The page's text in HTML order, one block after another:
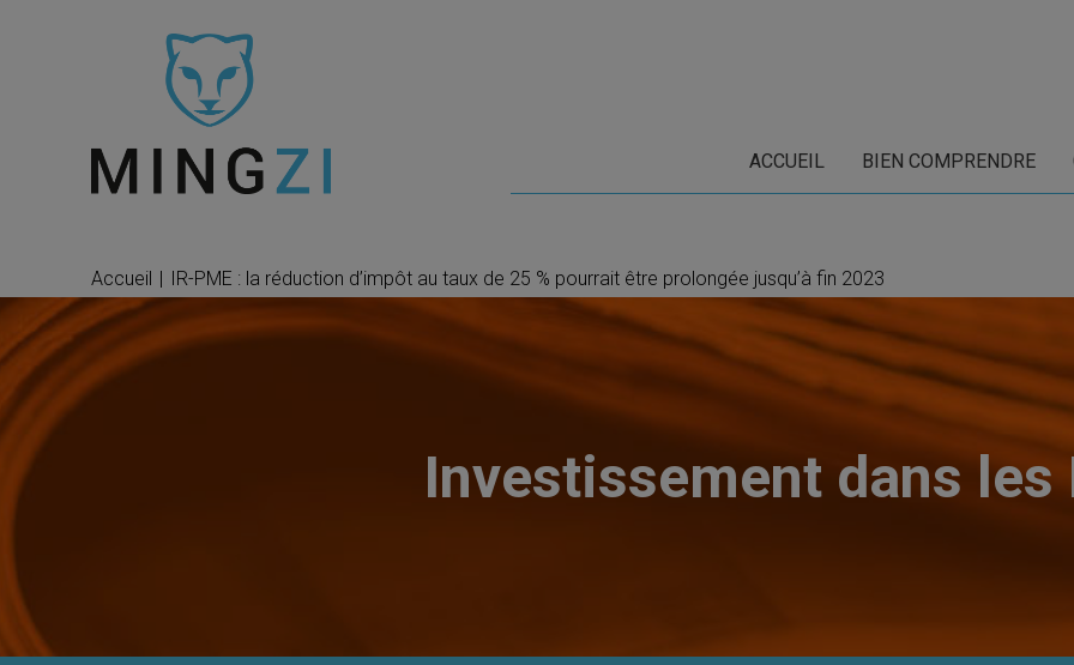
ACCUEIL BIEN COMPRENDRE
Accueil | IR-PME : la réduction d’impôt au taux de 25 % pourrait être prolongée jusqu’à fin 2023
Investissement dans les